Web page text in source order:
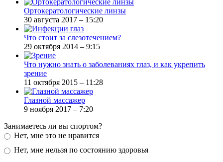
Ортокератологические линзы
30 августа 2017 – 15:20
Что стоит за слезотечением?
29 октября 2014 – 9:15
Что нужно знать о заболеваниях глаз, и как укрепить
зрение
11 октября 2015 – 11:28
Глазной массажер
9 ноября 2017 – 7:20
Занимаетесь ли вы спортом?
Нет, мне это не нравится
Нет, мне нельзя по состоянию здоровья